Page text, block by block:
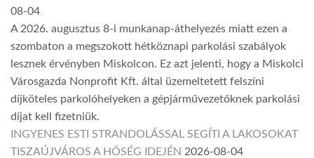
08-04
A 2026. augusztus 8-i munkanap-áthelyezés miatt ezen a
szombaton a megszokott hétköznapi parkolási szabályok
lesznek érvényben Miskolcon. Ez azt jelenti, hogy a Miskolci
Városgazda Nonprofit Kft. által üzemeltetett felszíni
díjköteles parkolóhelyeken a gépjárművezetőknek parkolási
díjat kell fizetniük.
INGYENES ESTI STRANDOLÁSSAL SEGÍTI A LAKOSOKAT
TISZAÚJVÁROS A HŐSÉG IDEJÉN 2026-08-04